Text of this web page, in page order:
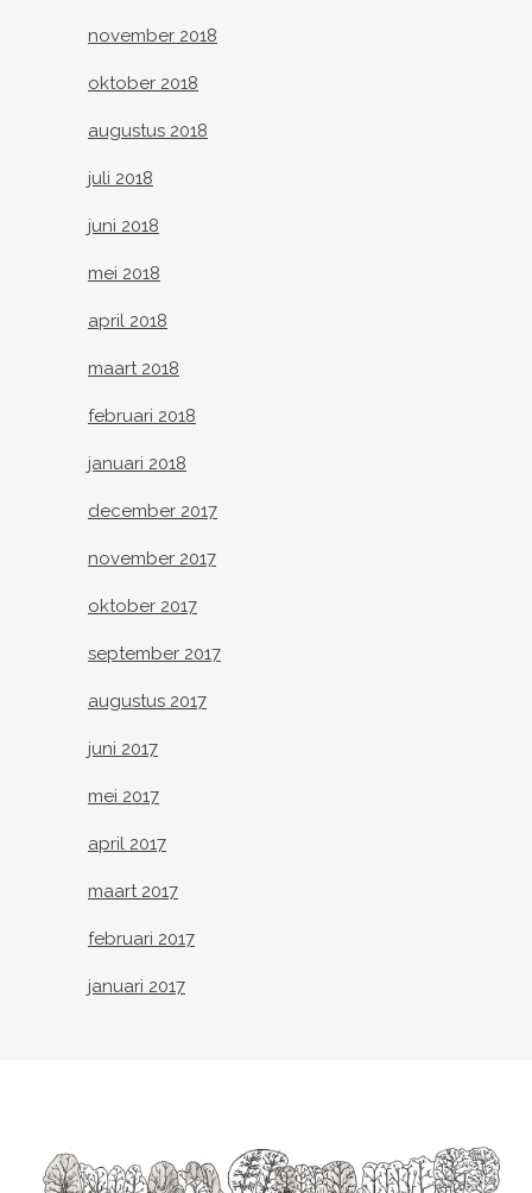
november 2018
oktober 2018
augustus 2018
juli 2018
juni 2018
mei 2018
april 2018
maart 2018
februari 2018
januari 2018
december 2017
november 2017
oktober 2017
september 2017
augustus 2017
juni 2017
mei 2017
april 2017
maart 2017
februari 2017
januari 2017